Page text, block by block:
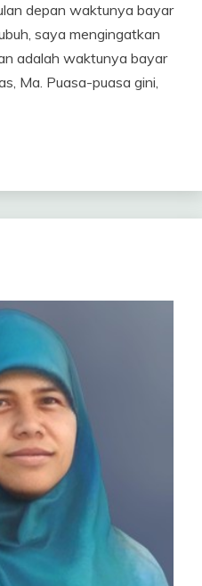
depan waktunya bayar
saya mengingatkan
adalah waktunya bayar
Ma. Puasa-puasa gini,